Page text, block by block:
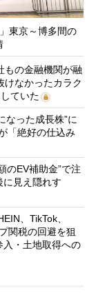
東京～博多間の
もの金融機関が融
けなかったカラク
ていた
なった成長株”に
「絶好の仕込み
のEV補助金”で注
見え隠れす
、TikTok、
関税の回避を狙
・土地取得への